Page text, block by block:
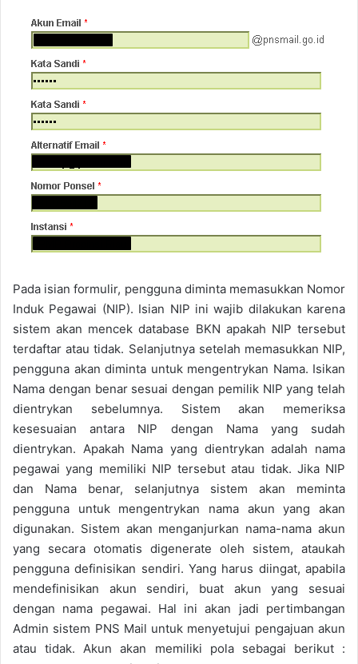
Pada isian formulir, pengguna diminta memasukkan Nomor
Induk Pegawai (NIP). Isian NIP ini wajib dilakukan karena
sistem akan mencek database BKN apakah NIP tersebut
terdaftar atau tidak. Selanjutnya setelah memasukkan NIP,
pengguna akan diminta untuk mengentrykan Nama. Isikan
Nama dengan benar sesuai dengan pemilik NIP yang telah
dientrykan sebelumnya. Sistem akan memeriksa
kesesuaian antara NIP dengan Nama yang sudah
dientrykan. Apakah Nama yang dientrykan adalah nama
pegawai yang memiliki NIP tersebut atau tidak. Jika NIP
dan Nama benar, selanjutnya sistem akan meminta
pengguna untuk mengentrykan nama akun yang akan
digunakan. Sistem akan menganjurkan nama-nama akun
yang secara otomatis digenerate oleh sistem, ataukah
pengguna definisikan sendiri. Yang harus diingat, apabila
mendefinisikan akun sendiri, buat akun yang sesuai
dengan nama pegawai. Hal ini akan jadi pertimbangan
Admin sistem PNS Mail untuk menyetujui pengajuan akun
atau tidak. Akun akan memiliki pola sebagai berikut :